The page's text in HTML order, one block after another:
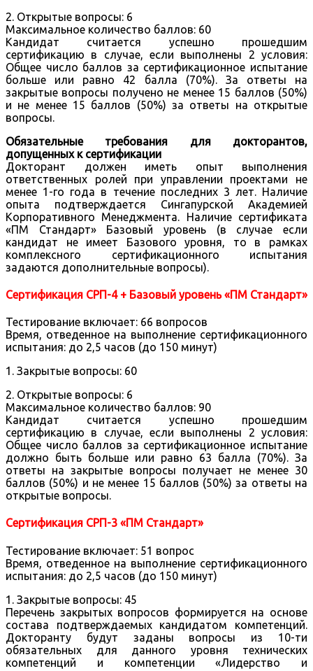
2. Открытые вопросы: 6
Максимальное количество баллов: 60
Кандидат считается успешно прошедшим
сертификацию в случае, если выполнены 2 условия:
Общее число баллов за сертификационное испытание
больше или равно 42 балла (70%). За ответы на
закрытые вопросы получено не менее 15 баллов (50%)
и не менее 15 баллов (50%) за ответы на открытые
вопросы.
Обязательные требования для докторантов,
допущенных к сертификации
Докторант должен иметь опыт выполнения
ответственных ролей при управлении проектами не
менее 1-го года в течение последних 3 лет. Наличие
опыта подтверждается Сингапурской Академией
Корпоративного Менеджмента. Наличие сертификата
«ПМ Стандарт» Базовый уровень (в случае если
кандидат не имеет Базового уровня, то в рамках
комплексного сертификационного испытания
задаются дополнительные вопросы).
Сертификация СРП-4 + Базовый уровень «ПМ Стандарт»
Тестирование включает: 66 вопросов
Время, отведенное на выполнение сертификационного
испытания: до 2,5 часов (до 150 минут)
1. Закрытые вопросы: 60
2. Открытые вопросы: 6
Максимальное количество баллов: 90
Кандидат считается успешно прошедшим
сертификацию в случае, если выполнены 2 условия:
Общее число баллов за сертификационное испытание
должно быть больше или равно 63 балла (70%). За
ответы на закрытые вопросы получает не менее 30
баллов (50%) и не менее 15 баллов (50%) за ответы на
открытые вопросы.
Сертификация СРП-3 «ПМ Стандарт»
Тестирование включает: 51 вопрос
Время, отведенное на выполнение сертификационного
испытания: до 2,5 часов (до 150 минут)
1. Закрытые вопросы: 45
Перечень закрытых вопросов формируется на основе
состава подтверждаемых кандидатом компетенций.
Докторанту будут заданы вопросы из 10-ти
обязательных для данного уровня технических
компетенций и компетенции «Лидерство и